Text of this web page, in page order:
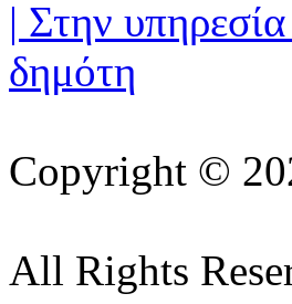
Copyright ©
All Rights